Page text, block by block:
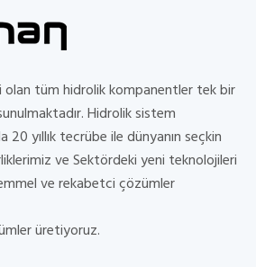
olan tüm hidrolik kompanentler tek bir
Hidrolik sistem
yıllık tecrübe ile dünyanın seçkin
ve Sektördeki yeni teknolojileri
ve rekabetci çözümler
üretiyoruz.